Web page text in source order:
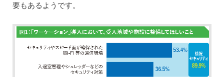
要もあるようです。